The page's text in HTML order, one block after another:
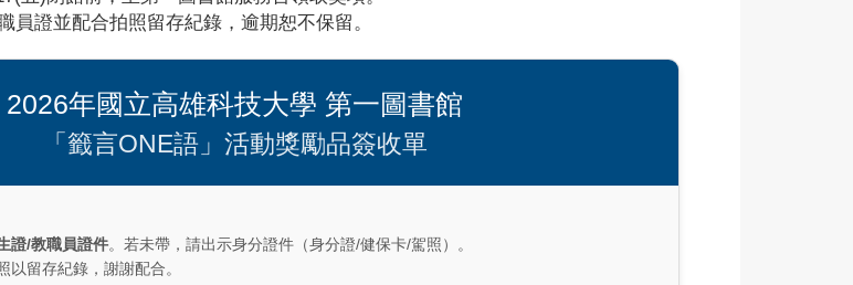
員證並配合拍照留存紀錄，逾期恕不保留。
2026年國立高雄科技大學 第一圖書館
「籤言ONE語」活動獎勵品簽收單
證/教職員證件。若未帶，請出示身分證件（身分證/健保卡/駕照）。
以留存紀錄，謝謝配合。